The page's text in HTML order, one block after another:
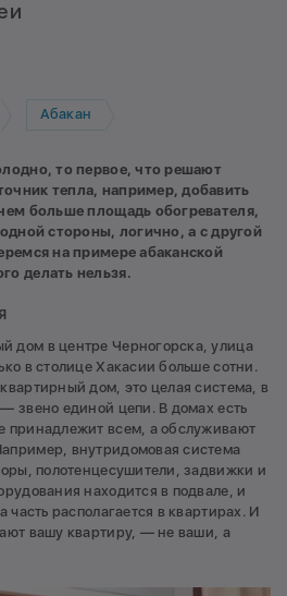
Абакан
то первое, что решают
тепла, например, добавить
больше площадь обогревателя,
стороны, логично, а с другой
на примере абаканской
делать нельзя.
дом в центре Черногорска, улица
в столице Хакасии больше сотни.
дом, это целая система, в
звено единой цепи. В домах есть
принадлежит всем, а обслуживают
внутридомовая система
полотенцесушители, задвижки и
находится в подвале, и
часть располагается в квартирах. И
вашу квартиру, — не ваши, а